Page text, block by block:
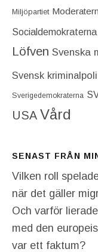
Miljöpartiet
Socialdemokraterna
Löfven Svenska
Svensk
Sverigedemokraterna
USA Vård
SENAST FRÅN
Vilken roll
när det gäller
Och varför
med den
var ett faktum?